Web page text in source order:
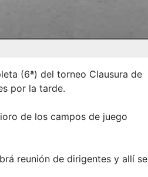
(6ª) del torneo Clausura de
por la tarde.
de los campos de juego
reunión de dirigentes y allí se